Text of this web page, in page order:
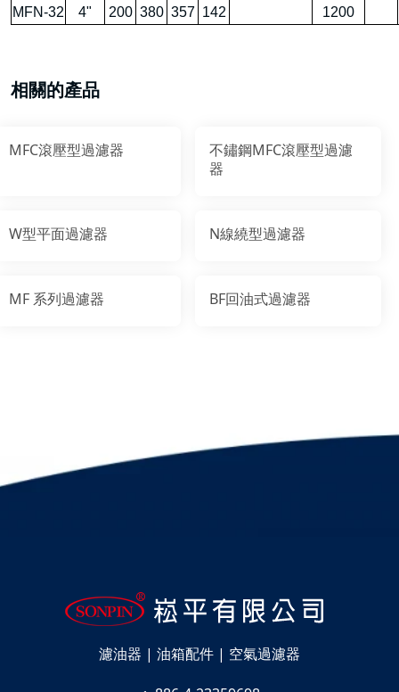
MFN-32
4" 200 380 357 142 1200
相關的產品
MFC滾壓型過濾器
不鏽鋼MFC滾壓型過濾
器
W型平面過濾器 N線繞型過濾器
MF 系列過濾器 BF回油式過濾器
濾油器 | 油箱配件 | 空氣過濾器